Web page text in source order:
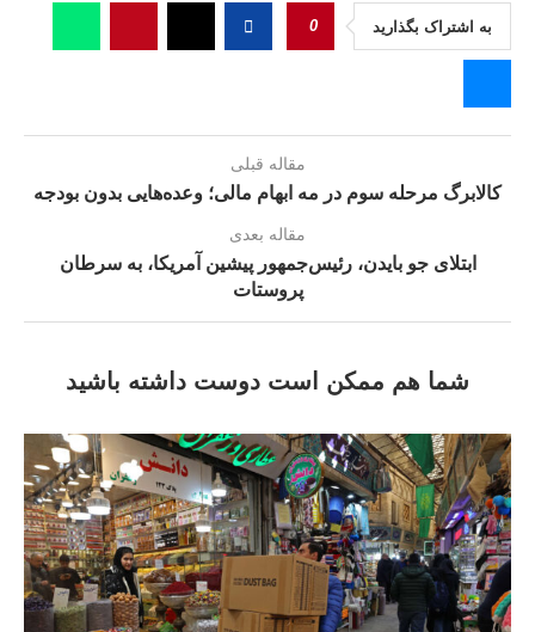
به اشتراک بگذارید 0
مقاله قبلی
کالابرگ مرحله سوم در مه ابهام مالی؛ وعده‌هایی بدون بودجه
مقاله بعدی
ابتلای جو بایدن، رئیس‌جمهور پیشین آمریکا، به سرطان
پروستات
شما هم ممکن است دوست داشته باشید